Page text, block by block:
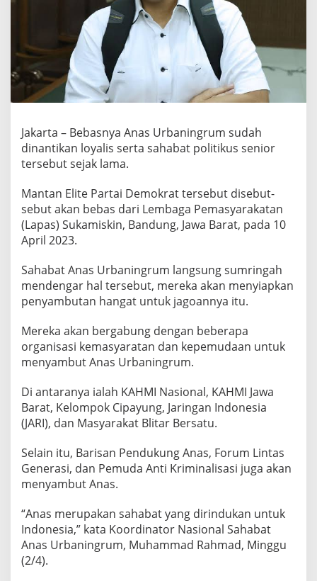
a
n
g
r
i
u
n
k
i
t
J
n
g
M
s
B
e
a
s
y
I
a
t
a
Jakarta – Bebasnya Anas Urbaningrum sudah
dinantikan loyalis serta sahabat politikus senior
tersebut sejak lama.
Mantan Elite Partai Demokrat tersebut disebut-
sebut akan bebas dari Lembaga Pemasyarakatan
(Lapas) Sukamiskin, Bandung, Jawa Barat, pada 10
April 2023.
Sahabat Anas Urbaningrum langsung sumringah
mendengar hal tersebut, mereka akan menyiapkan
penyambutan hangat untuk jagoannya itu.
Mereka akan bergabung dengan beberapa
organisasi kemasyaratan dan kepemudaan untuk
menyambut Anas Urbaningrum.
Di antaranya ialah KAHMI Nasional, KAHMI Jawa
Barat, Kelompok Cipayung, Jaringan Indonesia
(JARI), dan Masyarakat Blitar Bersatu.
Selain itu, Barisan Pendukung Anas, Forum Lintas
Generasi, dan Pemuda Anti Kriminalisasi juga akan
menyambut Anas.
“Anas merupakan sahabat yang dirindukan untuk
Indonesia,” kata Koordinator Nasional Sahabat
Anas Urbaningrum, Muhammad Rahmad, Minggu
(2/4).